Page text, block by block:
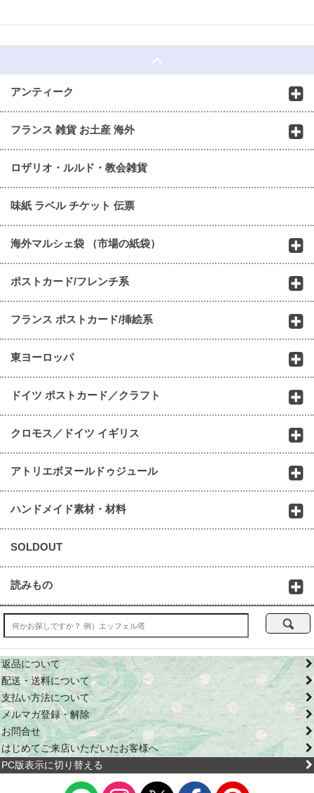
アンティーク
フランス 雑貨 お土産 海外
ロザリオ・ルルド・教会雑貨
味紙 ラベル チケット 伝票
海外マルシェ袋 （市場の紙袋）
ポストカード/フレンチ系
フランス ポストカード/挿絵系
東ヨーロッパ
ドイツ ポストカード／クラフト
クロモス／ドイツ イギリス
アトリエボヌールドゥジュール
ハンドメイド素材・材料
SOLDOUT
読みもの
返品について
配送・送料について
支払い方法について
メルマガ登録・解除
お問合せ
はじめてご来店いただいたお客様へ
PC版表示に切り替える